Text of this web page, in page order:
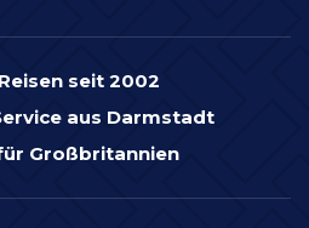
seit 2002
aus Darmstadt
Großbritannien